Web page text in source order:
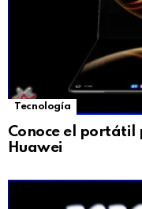
Tecnología
Conoce el portátil
Huawei